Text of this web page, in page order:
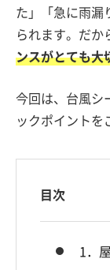
た」「急に雨漏
られます。だか
ンスがとても大
今回は、台風シ
ックポイントを
目次
1．